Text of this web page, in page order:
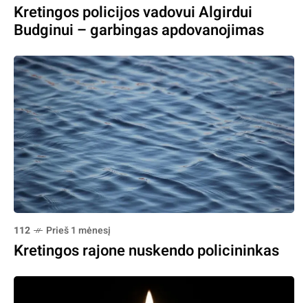
Kretingos policijos vadovui Algirdui
Budginui – garbingas apdovanojimas
112 Prieš 1 mėnesį
Kretingos rajone nuskendo policininkas